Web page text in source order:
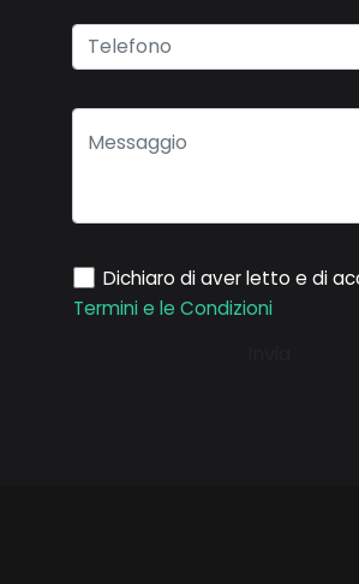
Dichiaro di aver letto e di
Termini e le Condizioni